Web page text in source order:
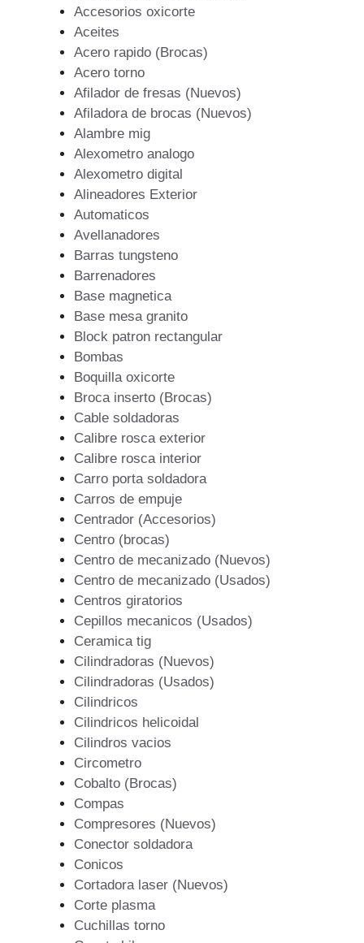
Accesorios oxicorte
Aceites
Acero rapido (Brocas)
Acero torno
Afilador de fresas (Nuevos)
Afiladora de brocas (Nuevos)
Alambre mig
Alexometro analogo
Alexometro digital
Alineadores Exterior
Automaticos
Avellanadores
Barras tungsteno
Barrenadores
Base magnetica
Base mesa granito
Block patron rectangular
Bombas
Boquilla oxicorte
Broca inserto (Brocas)
Cable soldadoras
Calibre rosca exterior
Calibre rosca interior
Carro porta soldadora
Carros de empuje
Centrador (Accesorios)
Centro (brocas)
Centro de mecanizado (Nuevos)
Centro de mecanizado (Usados)
Centros giratorios
Cepillos mecanicos (Usados)
Ceramica tig
Cilindradoras (Nuevos)
Cilindradoras (Usados)
Cilindricos
Cilindricos helicoidal
Cilindros vacios
Circometro
Cobalto (Brocas)
Compas
Compresores (Nuevos)
Conector soldadora
Conicos
Cortadora laser (Nuevos)
Corte plasma
Cuchillas torno